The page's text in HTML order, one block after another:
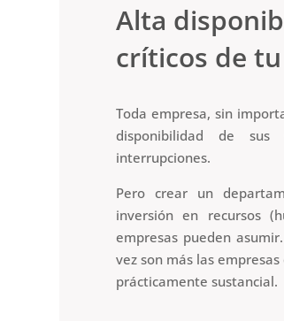
Alta
críticos de
Toda empresa, sin
disponibilidad de sus
interrupciones.
Pero crear un
inversión en recursos
empresas pueden
vez son más las
prácticamente sustancial.